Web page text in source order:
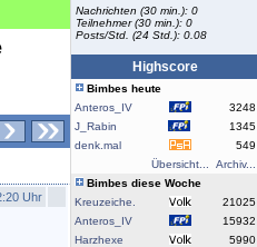
Uhr
Nachrichten (30 min.): 0
Teilnehmer (30 min.): 0
Posts/Std. (24 Std.): 0.08
Highscore
Bimbes heute
Anteros_IV
3248
J_Rabin
1345
denk.mal
549
Übersicht...
Archiv...
Bimbes diese Woche
Kreuzeiche.
21025
Anteros_IV
15932
Harzhexe
5990